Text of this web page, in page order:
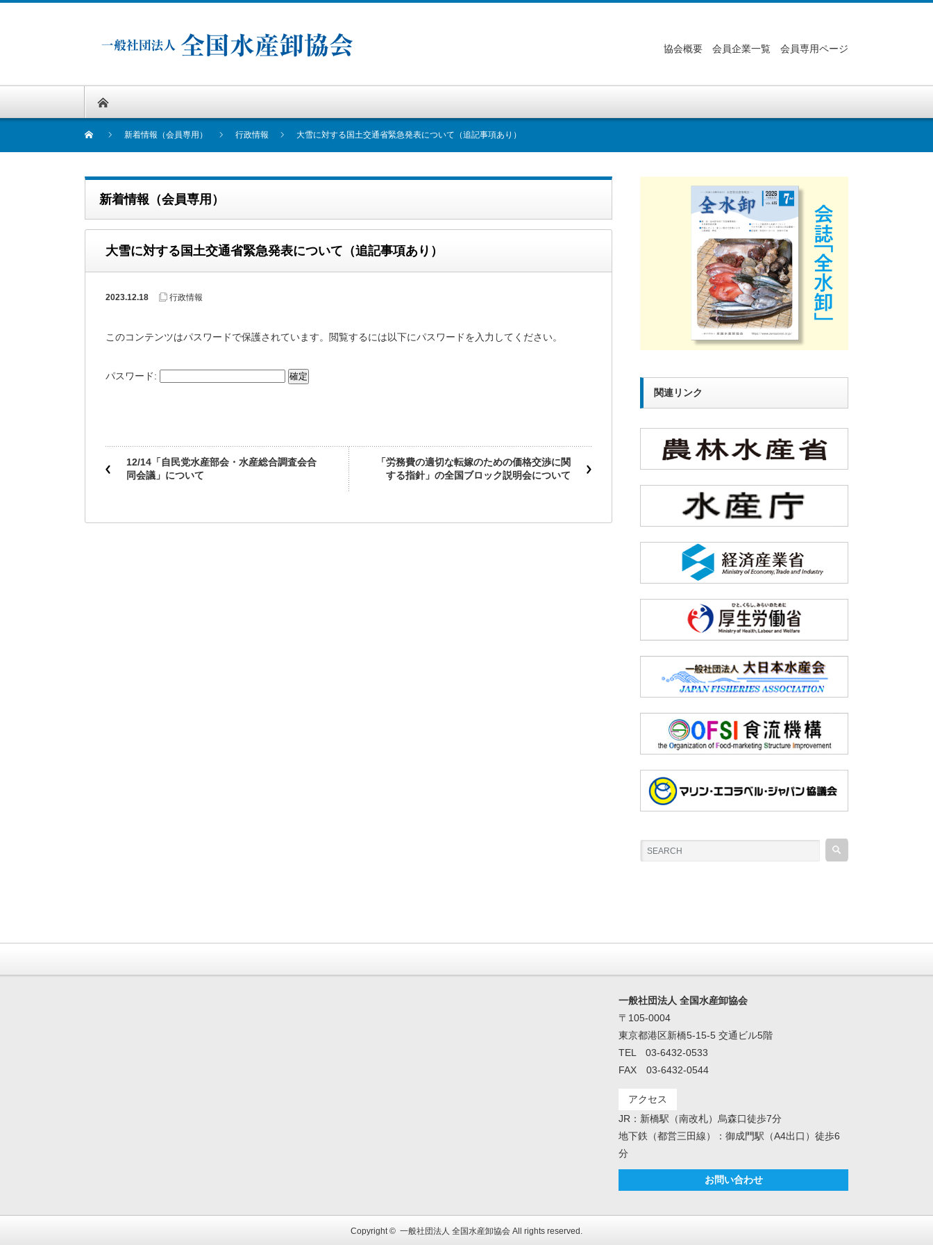
協会概要 会員企業一覧 会員専用ページ
新着情報（会員専用） 行政情報 大雪に対する国土交通省緊急発表について（追記事項あり）
新着情報（会員専用）
大雪に対する国土交通省緊急発表について（追記事項あり）
2023.12.18 行政情報
このコンテンツはパスワードで保護されています。閲覧するには以下にパスワードを入力してください。
パスワード:
12/14「自民党水産部会・水産総合調査会合
同会議」について
「労務費の適切な転嫁のための価格交渉に関
する指針」の全国ブロック説明会について
関連リンク
一般社団法人 全国水産卸協会
〒105-0004
東京都港区新橋5-15-5 交通ビル5階
TEL 03-6432-0533
FAX 03-6432-0544
アクセス
JR：新橋駅（南改札）烏森口徒歩7分
地下鉄（都営三田線）：御成門駅（A4出口）徒歩6
分
お問い合わせ
Copyright © 一般社団法人 全国水産卸協会 All rights reserved.